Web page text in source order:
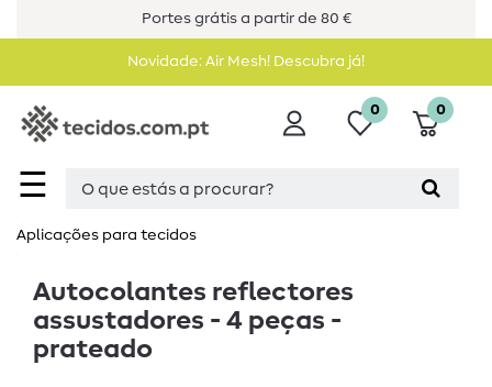
Portes grátis a partir de 80 €
Novidade: Air Mesh! Descubra já!
☰
0 0
Aplicações para tecidos
Autocolantes reflectores
assustadores - 4 peças -
prateado